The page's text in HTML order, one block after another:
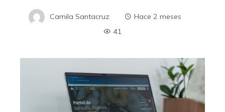
Camila Santacruz
Hace 2 meses
41